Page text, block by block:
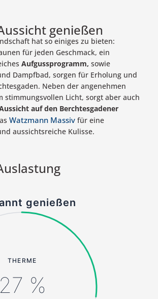
genießen
hat so einiges zu bieten:
für jeden Geschmack, ein
Aufgussprogramm, sowie
Dampfbad, sorgen für Erholung und
Neben der angenehmen
stimmungsvollen Licht, sorgt aber auch
auf den Berchtesgadener
Watzmann Massiv für eine
aussichtsreiche Kulisse.
genießen
THERME
27 %